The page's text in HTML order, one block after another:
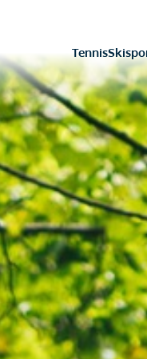
Tennis
Tennis